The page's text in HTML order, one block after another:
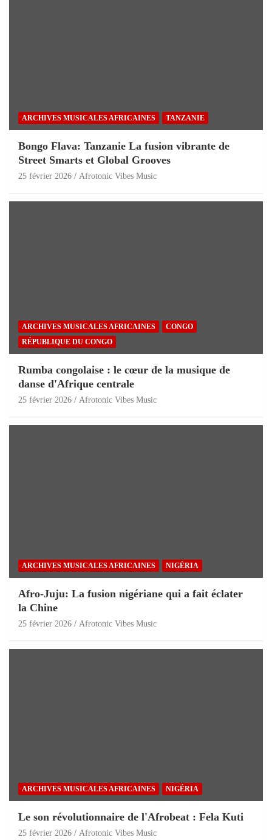
ARCHIVES MUSICALES AFRICAINES TANZANIE
Bongo Flava: Tanzanie La fusion vibrante de
Street Smarts et Global Grooves
25 février 2026 Afrotonic Vibes Music
ARCHIVES MUSICALES AFRICAINES
CONGO
RÉPUBLIQUE DU CONGO
Rumba congolaise : le cœur de la musique de
danse d'Afrique centrale
25 février 2026 Afrotonic Vibes Music
ARCHIVES MUSICALES AFRICAINES NIGÉRIA
Afro-Juju: La fusion nigériane qui a fait éclater
la Chine
25 février 2026 Afrotonic Vibes Music
ARCHIVES MUSICALES AFRICAINES NIGÉRIA
Le son révolutionnaire de l'Afrobeat : Fela Kuti
25 février 2026 Afrotonic Vibes Music